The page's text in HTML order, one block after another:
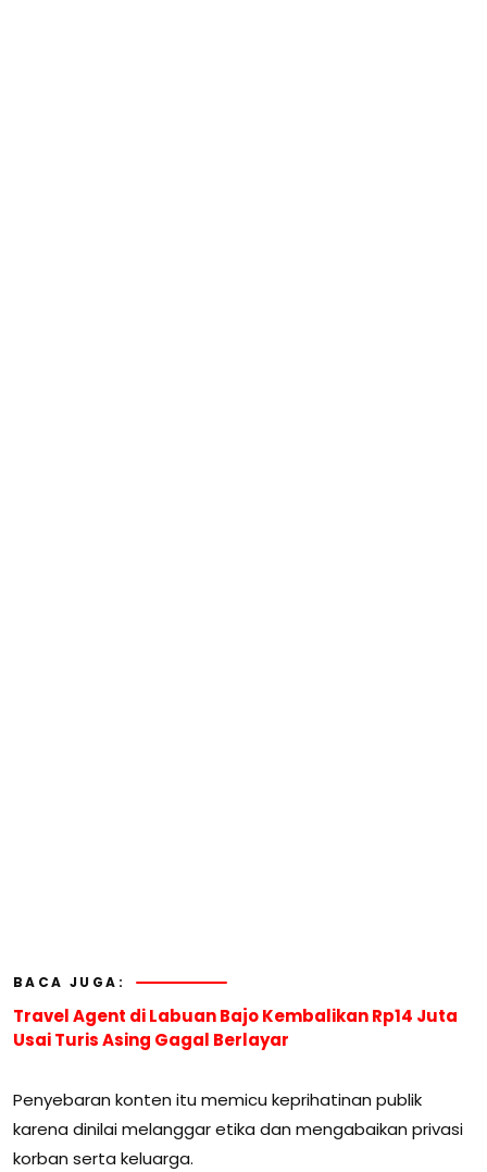
BACA JUGA:
Travel Agent di Labuan Bajo Kembalikan Rp14 Juta
Usai Turis Asing Gagal Berlayar
Penyebaran konten itu memicu keprihatinan publik
karena dinilai melanggar etika dan mengabaikan privasi
korban serta keluarga.